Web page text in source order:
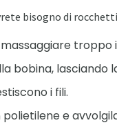
bisogno di
bobina,
i fili.
e